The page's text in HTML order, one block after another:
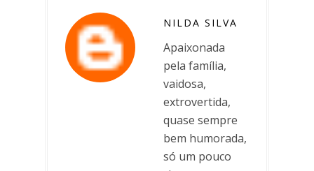
NILDA SILVA
Apaixonada
pela família,
vaidosa,
extrovertida,
quase sempre
bem humorada,
só um pouco